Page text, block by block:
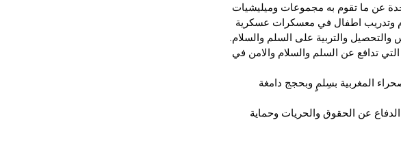
عن ما تقوم به مجموعات وميليشيات
وتدريب اطفال في معسكرات عسكرية
والتربية على السلم والسلام.
تدافع عن السلم والسلام والامن في
المغربية بسِلمٍ وبحجج دامغة
عن الحقوق والحريات وحماية